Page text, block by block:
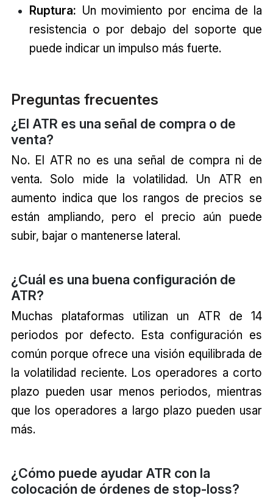
Ruptura: Un movimiento por encima de la
resistencia o por debajo del soporte que
puede indicar un impulso más fuerte.
Preguntas frecuentes
¿El ATR es una señal de compra o de
venta?
No. El ATR no es una señal de compra ni de
venta. Solo mide la volatilidad. Un ATR en
aumento indica que los rangos de precios se
están ampliando, pero el precio aún puede
subir, bajar o mantenerse lateral.
¿Cuál es una buena configuración de
ATR?
Muchas plataformas utilizan un ATR de 14
periodos por defecto. Esta configuración es
común porque ofrece una visión equilibrada de
la volatilidad reciente. Los operadores a corto
plazo pueden usar menos periodos, mientras
que los operadores a largo plazo pueden usar
más.
¿Cómo puede ayudar ATR con la
colocación de órdenes de stop-loss?